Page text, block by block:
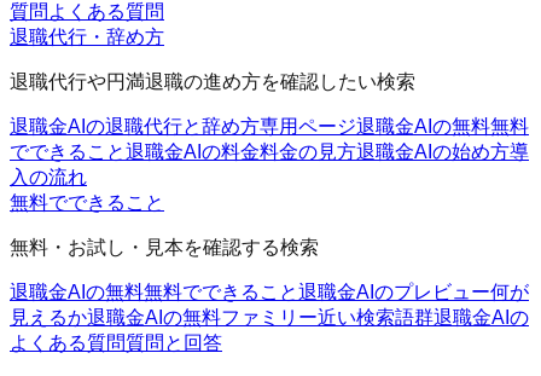
質問 よくある質問
退職代行・辞め方
退職代行や円満退職の進め方を確認したい検索
退職金AIの退職代行と辞め方専用ページ退職金AIの無料無料
でできること退職金AIの料金料金の見方退職金AIの始め方導
入の流れ
無料でできること
無料・お試し・見本を確認する検索
退職金AIの無料無料でできること退職金AIのプレビュー何が
見えるか退職金AIの無料ファミリー近い検索語群退職金AIの
よくある質問質問と回答